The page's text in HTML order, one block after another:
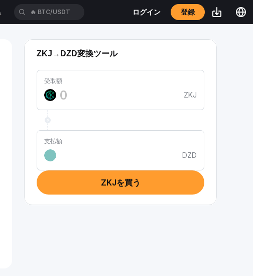
🔥 BTC/USDT ログイン 登録
ZKJ→DZD変換ツール
受取額
ZKJ
支払額
DZD
ZKJを買う